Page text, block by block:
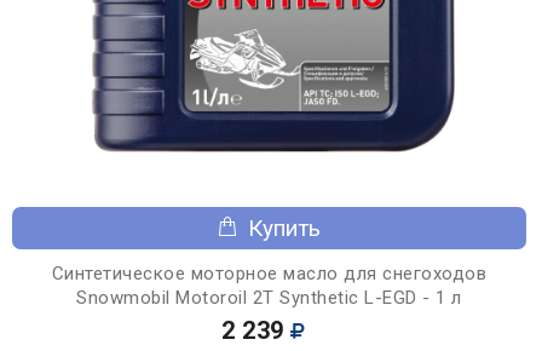
Купить
Синтетическое моторное масло для снегоходов
Snowmobil Motoroil 2T Synthetic L-EGD - 1 л
2 239